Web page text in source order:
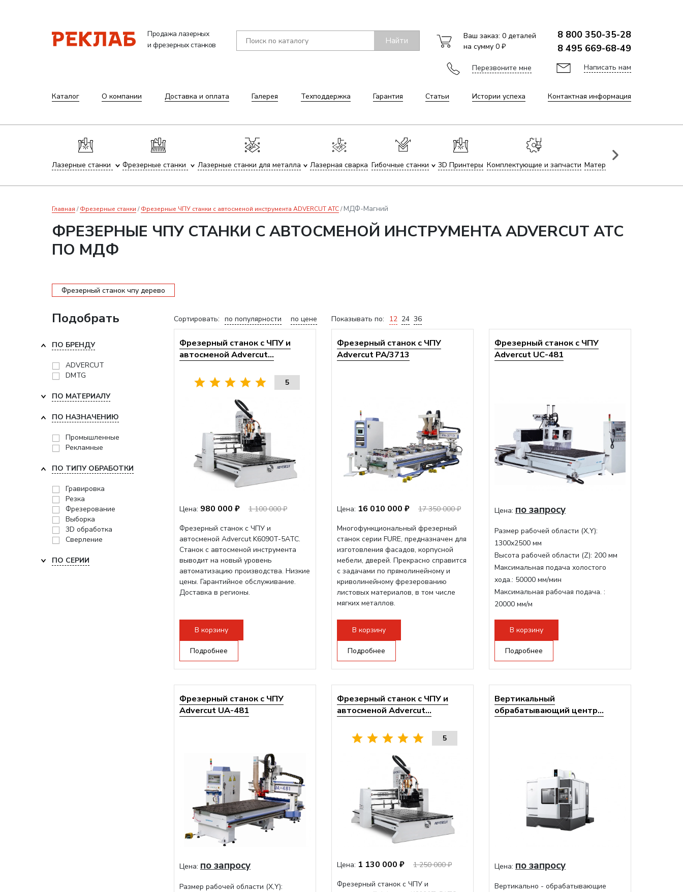
Продажа лазерных
и фрезерных станков
Найти Ваш заказ: 0деталей
на сумму 0 ₽
8 800 350-35-28
8 495 669-68-49
Перезвоните мне Написать нам
Каталог О компании Доставка и оплата Галерея Техподдержка Гарантия Статьи Истории успеха Контактная информация
Лазерные станки Фрезерные станки Лазерные станки для металла Лазерная сварка Гибочные станки 3D Принтеры Комплектующие и запчасти Материалы для лазерной
Главная Фрезерные станки Фрезерные ЧПУ станки с автосменой инструмента ADVERCUT ATC МДФ-Магний
ФРЕЗЕРНЫЕ ЧПУ СТАНКИ С АВТОСМЕНОЙ ИНСТРУМЕНТА ADVERCUT ATC
ПО МДФ
Фрезерный станок чпу дерево
Сортировать: по популярности по цене Показывать по: 12 24 36
Фрезерный станок с ЧПУ и
автосменой Advercut...
5
Цена: 980 000 ₽
1 100 000 ₽
Фрезерный станок с ЧПУ и
автосменой Advercut K6090T-5ATC.
Станок с автосменой инструмента
выводит на новый уровень
автоматизацию производства. Низкие
цены. Гарантийное обслуживание.
Доставка в регионы.
В корзину
Подробнее
Фрезерный станок с ЧПУ
Advercut PA/3713
Цена: 16 010 000 ₽
17 350 000 ₽
Многофункциональный фрезерный
станок серии FURE, предназначен для
изготовления фасадов, корпусной
мебели, дверей. Прекрасно справится
с задачами по прямолинейному и
криволинейному фрезерованию
листовых материалов, в том числе
мягких металлов.
В корзину
Подробнее
Фрезерный станок с ЧПУ
Advercut UС-481
Цена: по запросу
Размер рабочей области (Х,Y):
1300x2500 мм
Высота рабочей области (Z): 200 мм
Максимальная подача холостого
хода.: 50000 мм/мин
Максимальная рабочая подача. :
20000 мм/м
стандартно:Вакуумный стол
Цанговый патрон:ER32
Мощность шпинделя:
В корзину
Подробнее
Фрезерный станок с ЧПУ
Advercut UA-481
Цена: по запросу
Размер рабочей области (Х,Y):
Фрезерный станок с ЧПУ и
автосменой Advercut...
5
Цена: 1 130 000 ₽
1 250 000 ₽
Фрезерный станок с ЧПУ и
Вертикальный
обрабатывающий центр...
Цена: по запросу
Вертикально - обрабатывающие
Подобрать
ПО БРЕНДУ
ADVERCUT
DMTG
ПО МАТЕРИАЛУ
ПО НАЗНАЧЕНИЮ
Промышленные
Рекламные
ПО ТИПУ ОБРАБОТКИ
Гравировка
Резка
Фрезерование
Выборка
3D обработка
Сверление
ПО СЕРИИ